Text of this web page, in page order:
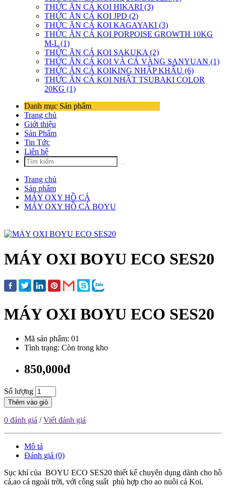
THỨC ĂN CÁ KOI HIKARI (3)
THỨC ĂN CÁ KOI JPD (2)
THỨC ĂN CÁ KOI KAGAYAKI (3)
THỨC ĂN CÁ KOI PORPOISE GROWTH 10KG
M-L (1)
THỨC ĂN CÁ KOI SAKUKA (2)
THỨC ĂN CÁ KOI VÀ CÁ VÀNG SANYUAN (1)
THỨC ĂN CÁ KOIKING NHẬP KHẨU (6)
THỨC ĂN CÁ KOI NHẬT TSUBAKI COLOR
20KG (1)
Danh mục Sản phẩm
Trang chủ
Giới thiệu
Sản Phẩm
Tin Tức
Liên hệ
Trang chủ
Sản phẩm
MÁY OXY HỒ CÁ
MÁY OXY HỒ CÁ BOYU
MÁY OXI BOYU ECO SES20
MÁY OXI BOYU ECO SES20
Mã sản phẩm: 01
Tình trạng: Còn trong kho
850,000đ
Số lượng
Thêm vào giỏ
0 đánh giá /Viết đánh giá
Mô tả
Đánh giá (0)
Sục khí của BOYU ECO SES20 thiết kế chuyên dụng dành cho hồ
cá,ao cá ngoài trời, với công suất phù hợp cho ao nuôi cá Koi.